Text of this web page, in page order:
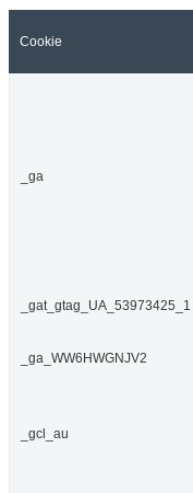
Cookie
_ga
_gat_gtag_UA_53973425_1
_ga_WW6HWGNJV2
_gcl_au